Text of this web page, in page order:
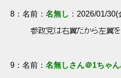
8 ： 名無し 2026/01/30(
参政党は右翼だから左翼
9 ： 名無しさん＠1ちゃ